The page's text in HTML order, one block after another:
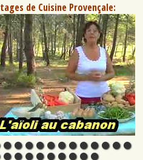
de Cuisine Provençale: